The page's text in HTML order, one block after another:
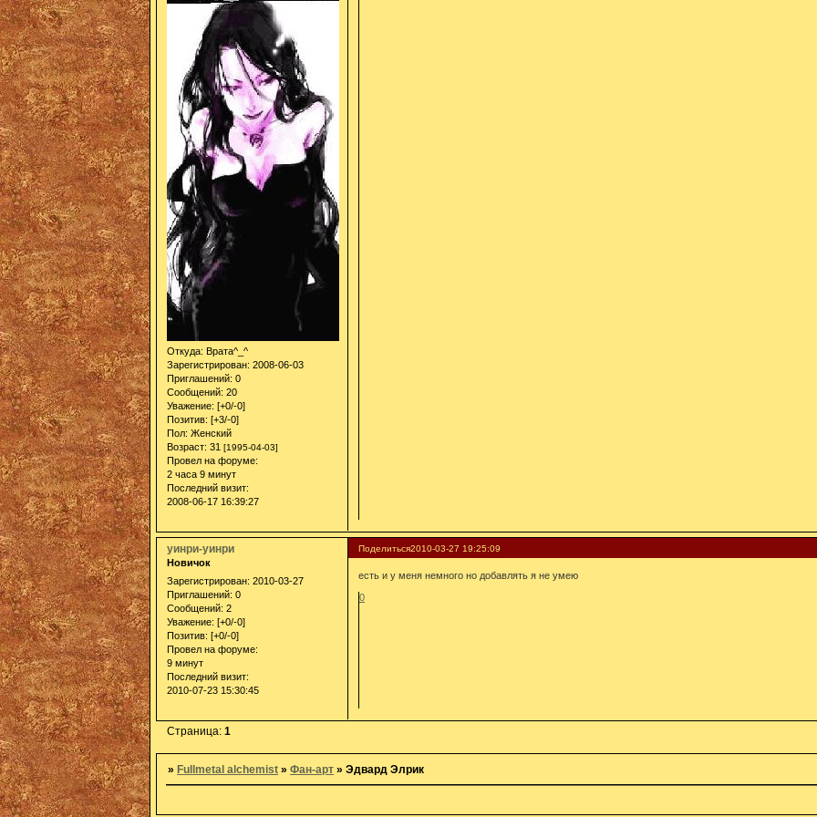
Откуда: Врата^_^
Зарегистрирован: 2008-06-03
Приглашений: 0
Сообщений: 20
Уважение: [+0/-0]
Позитив: [+3/-0]
Пол: Женский
Возраст: 31 [1995-04-03]
Провел на форуме:
2 часа 9 минут
Последний визит:
2008-06-17 16:39:27
Поделиться2010-03-27 19:25:09
уинри-уинри
Новичок
Зарегистрирован: 2010-03-27
Приглашений: 0
Сообщений: 2
Уважение: [+0/-0]
Позитив: [+0/-0]
Провел на форуме:
9 минут
Последний визит:
2010-07-23 15:30:45
есть и у меня немного но добавлять я не умею
0
Страница:1
» Fullmetal alchemist »Фан-арт »Эдвард Элрик